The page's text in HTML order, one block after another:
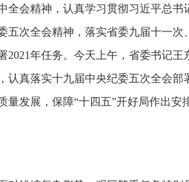
全会精神，认真学习贯彻习近平总书
五次全会精神，落实省委九届十一次
2021年任务。今天上午，省委书记王
认真落实十九届中央纪委五次全会部
量发展，保障“十四五”开好局作出安